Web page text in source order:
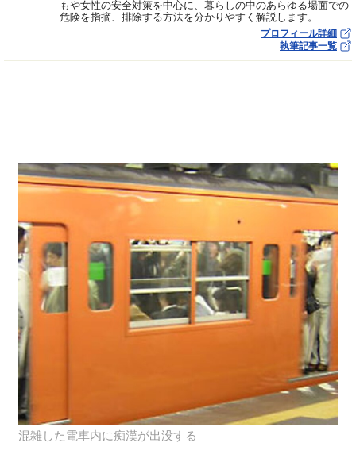
もや女性の安全対策を中心に、暮らしの中のあらゆる場面での
危険を指摘、排除する方法を分かりやすく解説します。
プロフィール詳細
執筆記事一覧
混雑した電車内に痴漢が出没する